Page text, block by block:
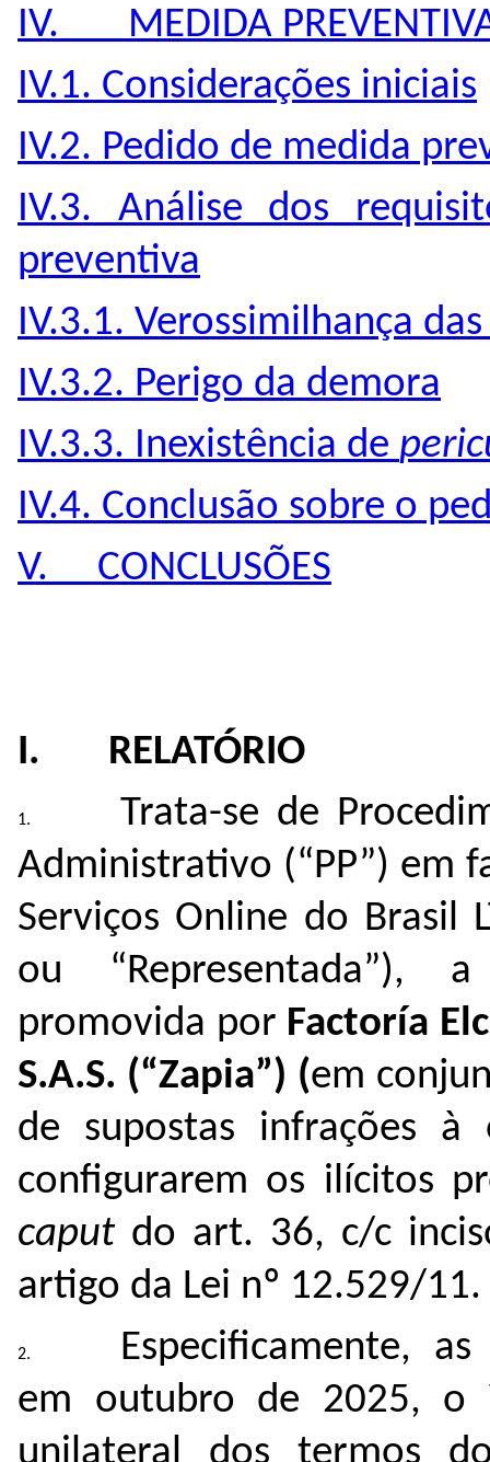
IV. MEDIDA
IV.1. Considerações iniciais
IV.2. Pedido de medida
IV.3. Análise dos
preventiva
IV.3.1. Verossimilhança
IV.3.2. Perigo da demora
IV.3.3. Inexistência de
IV.4. Conclusão sobre o
V. CONCLUSÕES
I. RELATÓRIO
Trata-se de
Administrativo (“PP”) em
Serviços Online do Brasil
ou “Representada”),
promovida por Factoría
S.A.S. (“Zapia”) (em
de supostas infrações à
configurarem os ilícitos
caput do art. 36, c/c
artigo da Lei nº 12.529/11.
Especificamente,
em outubro de 2025, o
unilateral dos termos